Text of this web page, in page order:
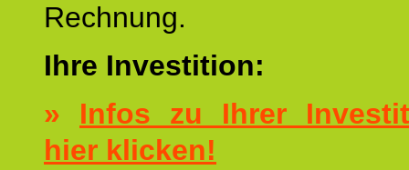
Rechnung.
Ihre Investition:
» Infos zu Ihrer
hier klicken!